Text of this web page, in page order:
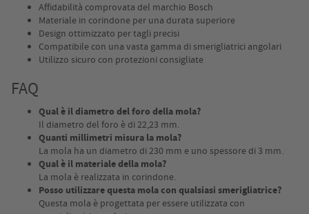
Affidabilità comprovata del marchio Bosch
Materiale in corindone per una durata superiore
Design ottimizzato per tagli precisi
Compatibile con una vasta gamma di smerigliatrici angolari
Utilizzo sicuro con protezioni consigliate
FAQ
Qual è il diametro del foro della mola?
Il diametro del foro è di 22,23 mm.
Quanti millimetri misura la mola?
La mola ha un diametro di 230 mm e uno spessore di 3 mm.
Qual è il materiale della mola?
La mola è realizzata in corindone.
Posso utilizzare questa mola con qualsiasi smerigliatrice?
Questa mola è progettata per essere utilizzata con